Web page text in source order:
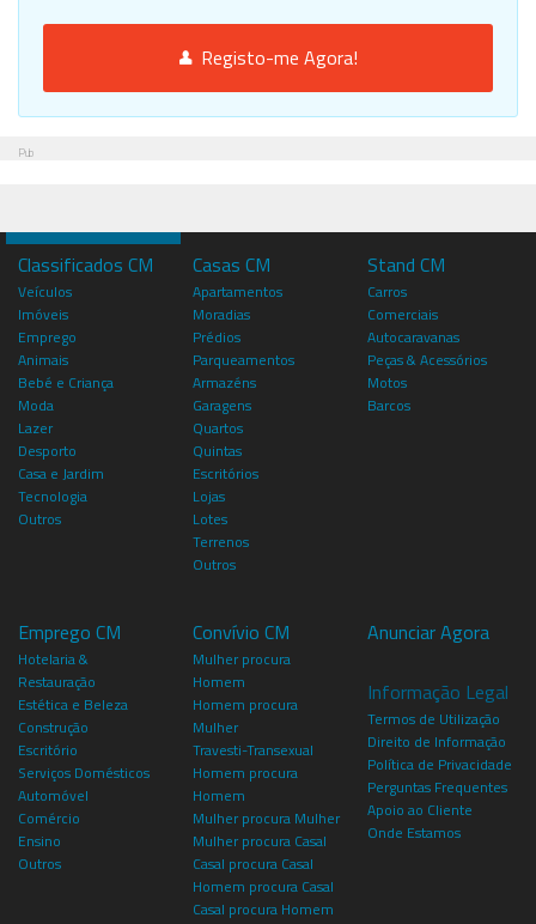
Registo-me Agora!
Pub
Classificados CM
Veículos
Imóveis
Emprego
Animais
Bebé e Criança
Moda
Lazer
Desporto
Casa e Jardim
Tecnologia
Outros
Casas CM
Apartamentos
Moradias
Prédios
Parqueamentos
Armazéns
Garagens
Quartos
Quintas
Escritórios
Lojas
Lotes
Terrenos
Outros
Stand CM
Carros
Comerciais
Autocaravanas
Peças & Acessórios
Motos
Barcos
Emprego CM
Hotelaria &
Restauração
Estética e Beleza
Construção
Escritório
Serviços Domésticos
Automóvel
Comércio
Ensino
Outros
Convívio CM
Mulher procura
Homem
Homem procura
Mulher
Travesti-Transexual
Homem procura
Homem
Mulher procura Mulher
Mulher procura Casal
Casal procura Casal
Homem procura Casal
Casal procura Homem
Anunciar Agora
Informação Legal
Termos de Utilização
Direito de Informação
Política de Privacidade
Perguntas Frequentes
Apoio ao Cliente
Onde Estamos